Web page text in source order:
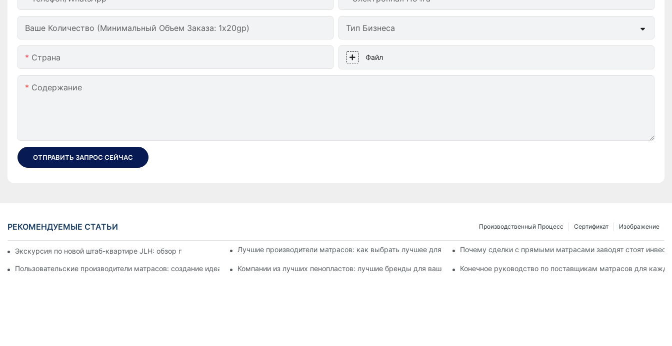
Ваше Количество (минимальный Объем Заказа: 1x20gp) Тип Бизнеса
Страна Файл
Содержание
ОТПРАВИТЬ ЗАПРОС СЕЙЧАС
РЕКОМЕНДУЕМЫЕ СТАТЬИ Изображение
Сертификат
Производственный Процесс
Экскурсия по новой штаб-квартире JLH: обзор последних моделей матрасов, кроватей и подушекЛучшие производители матрасов: как выбрать лучшее для вашего комфортаПочему сделки с прямыми матрасами заводят стоят
Пользовательские производители матрасов: создание идеального опыта снаКомпании из лучших пенопластов: лучшие бренды для вашего комфортаКонечное руководство по поставщикам матрасов для